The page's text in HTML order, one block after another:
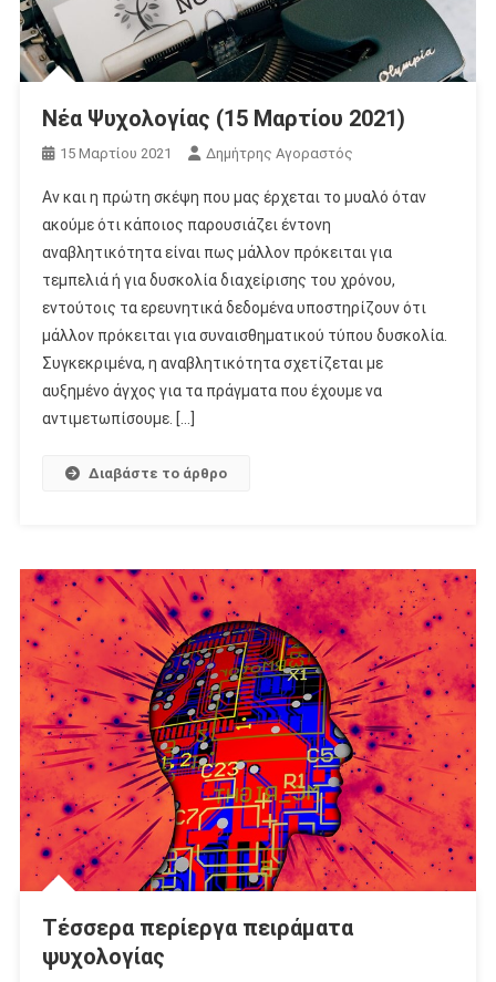
Νέα Ψυχολογίας (15 Μαρτίου 2021)
15 Μαρτίου 2021 Δημήτρης Αγοραστός
Αν και η πρώτη σκέψη που μας έρχεται το μυαλό όταν
ακούμε ότι κάποιος παρουσιάζει έντονη
αναβλητικότητα είναι πως μάλλον πρόκειται για
τεμπελιά ή για δυσκολία διαχείρισης του χρόνου,
εντούτοις τα ερευνητικά δεδομένα υποστηρίζουν ότι
μάλλον πρόκειται για συναισθηματικού τύπου δυσκολία.
Συγκεκριμένα, η αναβλητικότητα σχετίζεται με
αυξημένο άγχος για τα πράγματα που έχουμε να
αντιμετωπίσουμε. […]
Διαβάστε το άρθρο
Τέσσερα περίεργα πειράματα
ψυχολογίας